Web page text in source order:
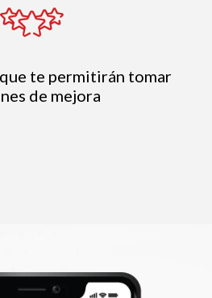
te permitirán tomar
de mejora